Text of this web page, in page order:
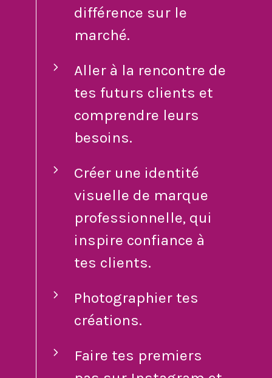
différence sur le
marché.
Aller à la rencontre de
tes futurs clients et
comprendre leurs
besoins.
Créer une identité
visuelle de marque
professionnelle, qui
inspire confiance à
tes clients.
Photographier tes
créations.
Faire tes premiers